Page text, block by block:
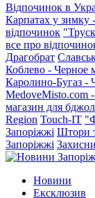
Відпочинок в
Карпатах у зимку
відпочинок
все про
Драгобрат
Коблево - Черное
Каролино-Бугаз -
MedoveMisto.com
магазин для
Region Touch-IT
Запоріжжі Штори
Запоріжжі
Новини
Ексклюзив